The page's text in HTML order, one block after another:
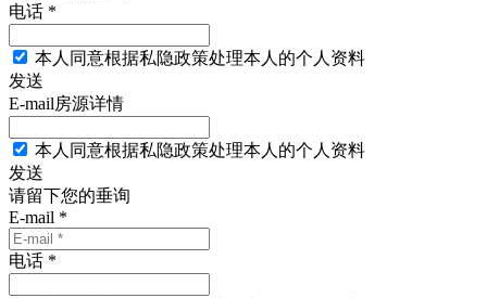
电话 *
本人同意根据私隐政策处理本人的个人资料
发送
E-mail房源详情
本人同意根据私隐政策处理本人的个人资料
发送
请留下您的垂询
E-mail *
电话 *